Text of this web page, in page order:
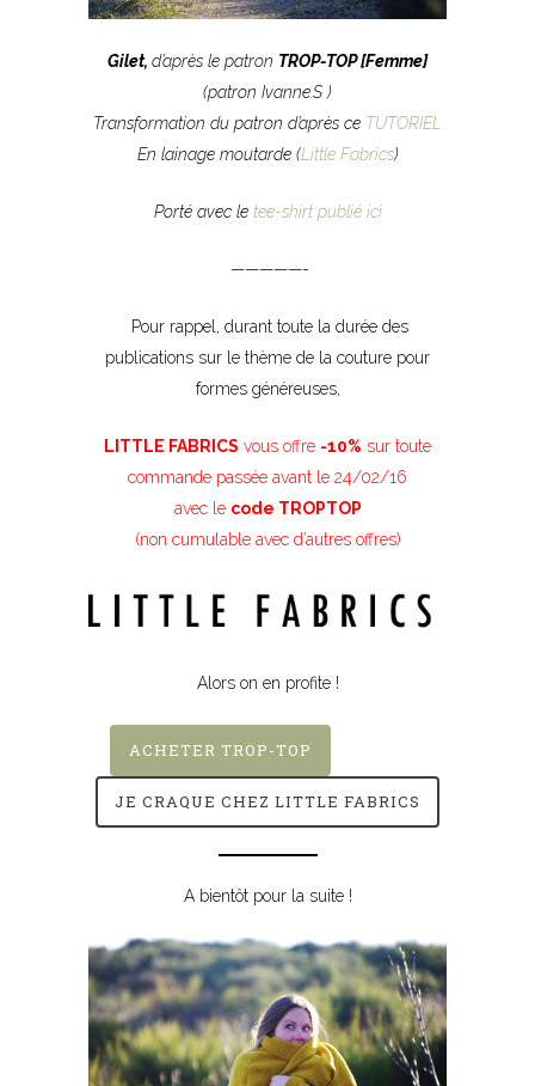
Gilet, d’après le patron TROP-TOP [Femme]
(patron Ivanne.S )
Transformation du patron d’après ce TUTORIEL
En lainage moutarde (Little Fabrics)
Porté avec le tee-shirt publié ici
—————-
Pour rappel, durant toute la durée des
publications sur le thème de la couture pour
formes généreuses,
LITTLE FABRICS vous offre -10% sur toute
commande passée avant le 24/02/16
avec le code TROPTOP
(non cumulable avec d’autres offres)
Alors on en profite !
ACHETER TROP-TOP
JE CRAQUE CHEZ LITTLE FABRICS
A bientôt pour la suite !